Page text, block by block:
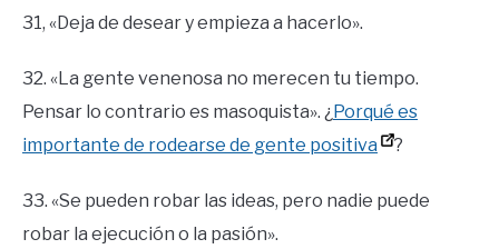
31, «Deja de desear y empieza a hacerlo».
32. «La gente venenosa no merecen tu tiempo.
Pensar lo contrario es masoquista». ¿ Porqué es
importante de rodearse de gente positiva
?
33. «Se pueden robar las ideas, pero nadie puede
robar la ejecución o la pasión».